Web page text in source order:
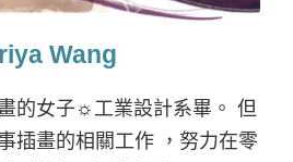
Wang
的女子☼工業設計系畢。 但
插畫的相關工作 ，努力在零